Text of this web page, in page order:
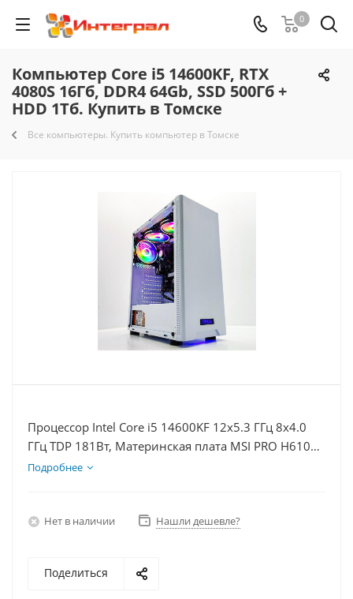
0
Компьютер Core i5 14600KF, RTX
4080S 16Гб, DDR4 64Gb, SSD 500Гб +
HDD 1Тб. Купить в Томске
Все компьютеры. Купить компьютер в Томске
Процессор Intel Core i5 14600KF 12x5.3 ГГц 8x4.0
ГГц TDP 181Вт, Материнская плата MSI PRO H610M-
E, Видеокарта RTX 4080S 16Гб, Память DDR4 64Gb,
Подробнее
Нет в наличии Нашли дешевле?
Поделиться